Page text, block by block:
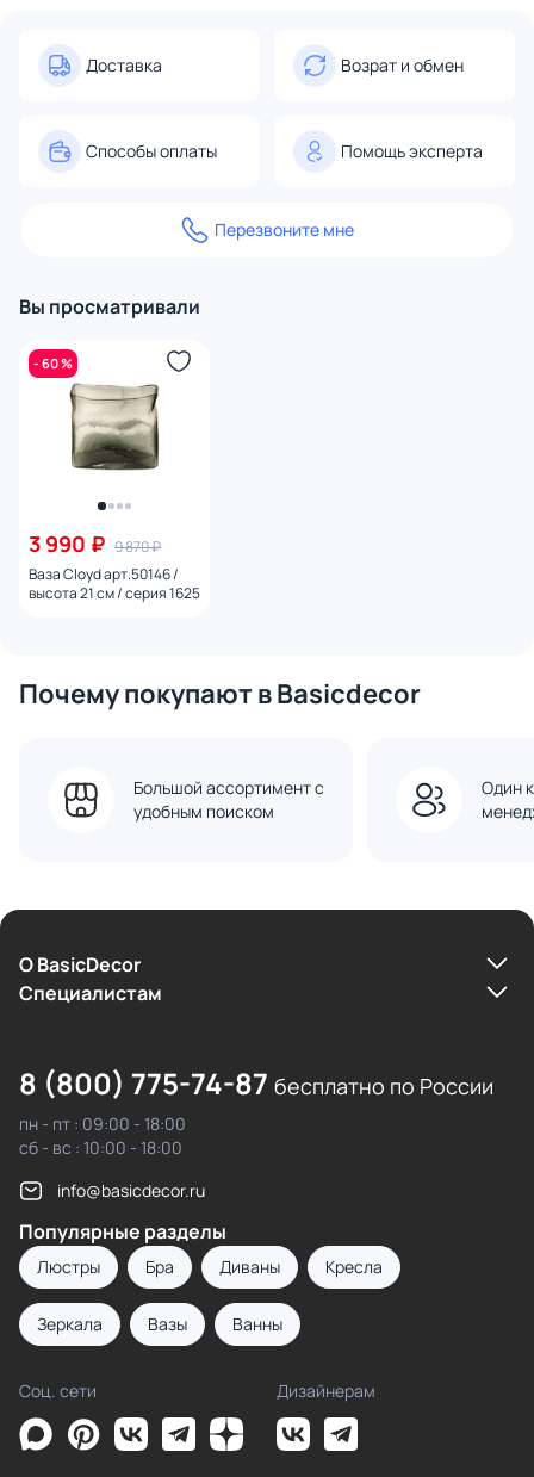
Доставка Возрат и обмен
Способы оплаты Помощь эксперта
Перезвоните мне
Вы просматривали
- 60 %
3 990 ₽ 9 870 ₽
Ваза Cloyd арт.50146 /
высота 21 см / серия 1625
Почему покупают в Basicdecor
Большой ассортимент с
удобным поиском
Один
О BasicDecor
Cпециалистам
8 (800) 775-74-87 бесплатно по России
пн - пт : 09:00 - 18:00
сб - вс : 10:00 - 18:00
info@basicdecor.ru
Популярные разделы
Люстры Бра Диваны Кресла
Зеркала Вазы Ванны
Соц. сети Дизайнерам